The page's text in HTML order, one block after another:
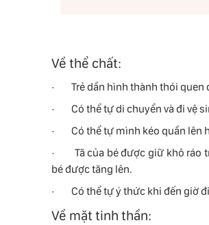
Về thể chất:
· Trẻ dần hình thành thói quen
· Có thể tự di chuyển và đi vệ
· Có thể tự mình kéo quần lên
· Tã của bé được giữ khô ráo
bé được tăng lên.
· Có thể tự ý thức khi đến giờ đi
Về mặt tinh thần: